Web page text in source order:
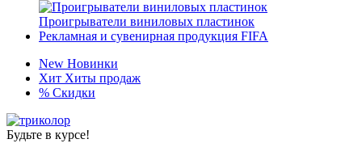
Проигрыватели виниловых пластинок
Рекламная и сувенирная продукция FIFA
New Новинки
Хит Хиты продаж
% Скидки
Будьте в курсе!